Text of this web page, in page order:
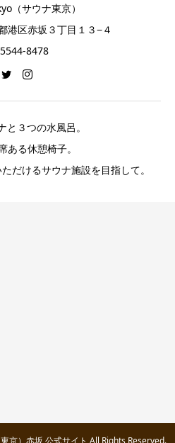
（サウナ東京）
港区赤坂３丁目１３−４
8478
と３つの水風呂。
ある休憩椅子。
だけるサウナ施設を目指して。
京）赤坂 公式サイト All Rights Reserved.